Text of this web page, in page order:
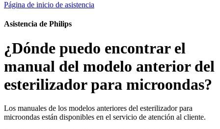
Página de inicio de asistencia
Asistencia de Philips
¿Dónde puedo encontrar el
manual del modelo anterior del
esterilizador para microondas?
Los manuales de los modelos anteriores del esterilizador para
microondas están disponibles en el servicio de atención al cliente.